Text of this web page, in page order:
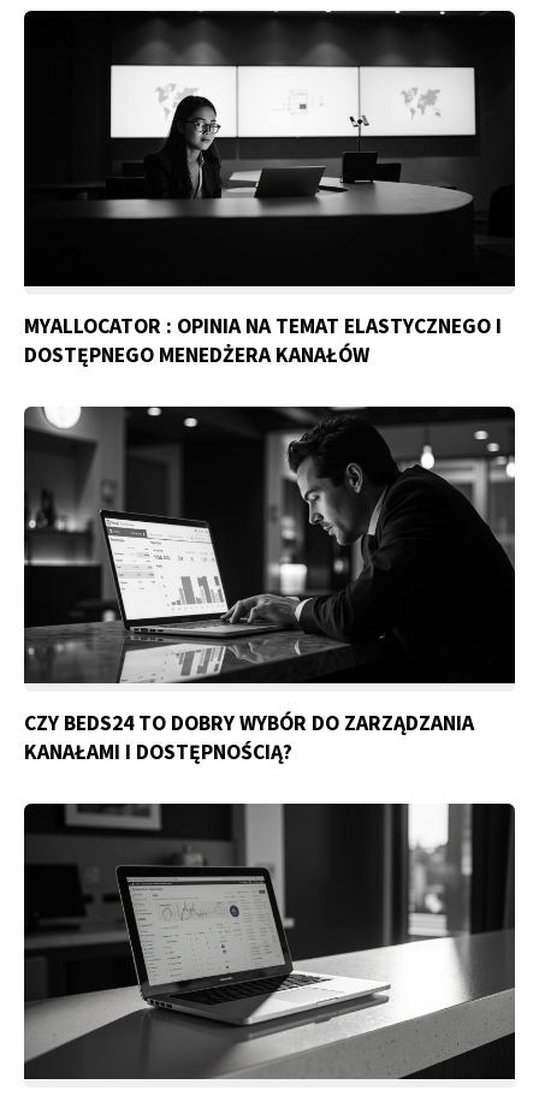
MYALLOCATOR : OPINIA NA TEMAT ELASTYCZNEGO I
DOSTĘPNEGO MENEDŻERA KANAŁÓW
CZY BEDS24 TO DOBRY WYBÓR DO ZARZĄDZANIA
KANAŁAMI I DOSTĘPNOŚCIĄ?